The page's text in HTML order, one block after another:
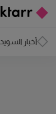
أخبار السويد